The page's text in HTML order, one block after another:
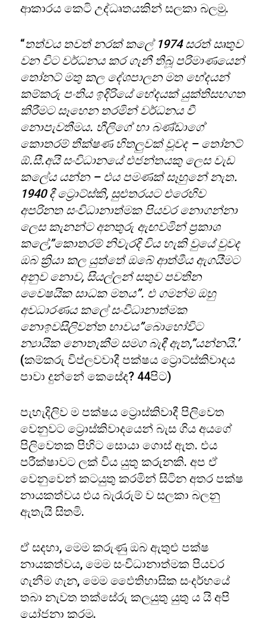
ආකාරය කෙටි උද්ධෘතයකින් සලකා බලමු.
“තත්වය තවත් නරක් කලේ 1974සරත් ඍතුව
වන විට වර්ධනය කර ගැනී තිබූ පරිමාණයෙන්
තෝනට් මතු කල දේශපාලන මත භේදයන්
කම්කරු පංතිය ඉදිරියේ භේදයක් යුක්තිසහගත
කිරීමට සෑහෙන තරමින් වර්ධනය වී
නොපැවතීමය. හීලිගේ හා බණ්ඩාගේ
කොතරම් තීක්ෂණ හිතලුවක් වූවද – තෝනට්
ඕ.සී.අයි සංවිධානයේ එජන්තයකු ලෙස වැඩ
කලේය යන්න – එය පමණක් සෑහුනේ නැත.
1940දී ට්‍රොට්ස්කි, සුළුතරයට එරෙහිව
අපරිනත සංවිධානාත්මක පියවර නොගන්නා
ලෙස කැනන්ට අනතුරු ඇඟවමින් ප්‍රකාශ
කලේ,”කොතරම් නිවැරදි විය හැකි වුයේ වුවද
ඔබ ක්‍රියා කල යුත්තේ ඔබේ ආත්මීය ඇගයීමට
අනුව නොව, සියල්ලන් සතුව පවතින
වෛෂයික සාධක මතය”. එ ගමන්ම ඔහු
අවධාරණය කලේ සංවිධානාත්මක
නොඉවසිලිවන්ත භාවය”බොහෝවිට
න්‍යායික නොතැකීම සමග බැඳී ඇත,”යන්නයි.’
(කම්කරු විප්ලවවාදී පක්ෂය ට්‍රොට්ස්කිවාදය
පාවා දුන්නේ කෙසේද? 44පිට)
පැහැදිලිව ම පක්ෂය ට්‍රොස්කිවාදී පිලිවෙත
වෙනුවට ට්‍රොස්කිවාදයෙන් බැස ගිය අයගේ
පිලිවෙතක පිහිට සොයා ගොස් ඇත. එය
පරීක්ෂාවට ලක් විය යුතු කරුනකි. අප ඒ
වෙනුවෙන් කටයුතු කරමින් සිටින අතර පක්ෂ
නායකත්වය එය බැරෑරුම් ව සලකා බලනු
ඇතැයි සිතමි.
ඒ සදහා, මෙම කරුණු ඔබ ඇතුළු පක්ෂ
නායකත්වය, මෙම සංවිධානාත්මක පියවර
ගැනීම ගැන, මෙම ඵෛතිහාසික සංදර්භයේ
තබා නැවත තක්සේරු කලයුතු යුතු ය යි අපි
යෝජනා කරමු.